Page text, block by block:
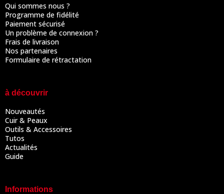
Qui sommes nous ?
Programme de fidélité
Paiement sécurisé
Un problème de connexion ?
Frais de livraison
Nos partenaires
Formulaire de rétractation
à découvrir
Nouveautés
Cuir & Peaux
Outils & Accessoires
Tutos
Actualités
Guide
Informations